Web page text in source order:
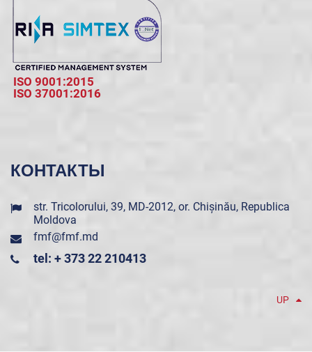
ISO 9001:2015
ISO 37001:2016
КОНТАКТЫ
str. Tricolorului, 39, MD-2012, or. Chișinău, Republica
Moldova
fmf@fmf.md
tel: + 373 22 210413
UP